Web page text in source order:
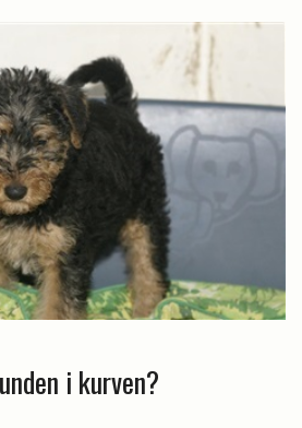
i kurven?